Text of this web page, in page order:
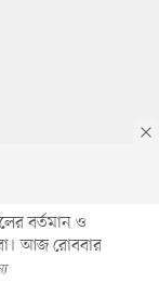
বর্তমান ও
আজ রোববার